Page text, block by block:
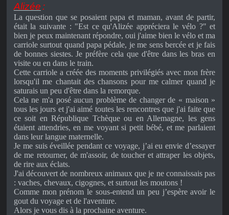
Alizée :
La question que se posaient papa et maman, avant de partir,
était la suivante : "Est ce qu'Alizée appréciera le vélo ?" et
bien je peux maintenant répondre, oui j'aime bien le vélo et ma
carriole surtout quand papa pédale, je me sens bercée et je fais
de bonnes siestes. Je préfère cela que d'être dans les bras en
visite ou en dans le train.
Cette carriole a créée des moments privilégiés avec mon frère
lorsqu'il me chantait des chansons pour me calmer quand je
saturais un peu d'être dans la remorque.
Cela ne m'a posé aucun problème de changer de « maison »
tous les jours et j'ai aimé toutes les rencontres que j'ai faite que
ce soit en République Tchèque ou en Allemagne, les gens
étaient attendries, en me voyant si petit bébé, et me parlaient
dans leur langue maternelle.
Je me suis éveillée pendant ce voyage, j’ai eu envie d’essayer
de me retourner, de m'assoir, de toucher et attraper les objets,
de rire aux éclats.
J'ai découvert de nombreux animaux que je ne connaissais pas
: vaches, chevaux, cigognes, et surtout les moutons !
Comme mon prénom le sous-entend un peu j’espère avoir le
gout du voyage et de l'aventure.
Alors je vous dis à la prochaine aventure.